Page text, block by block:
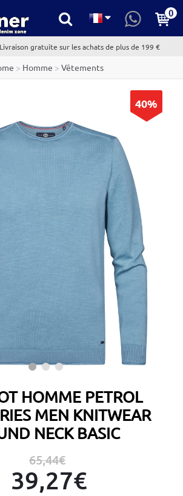
0
gratuite sur les achats de plus de 199 €
> Homme > Vêtements
40%
HOMME PETROL
MEN KNITWEAR
NECK BASIC
65,44€
39,27€